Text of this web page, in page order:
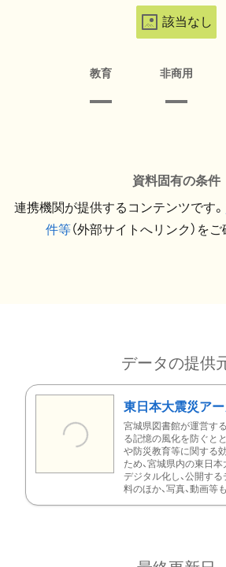
該当なし
教育 非商用
資料固有の条件
連携機関が提供するコンテンツです。
件等（外部サイトへリンク）を
データの提供
東日本大震災ア
宮城県図書館が運営す
る記憶の風化を防ぐと
や防災教育等に関する
ため、宮城県内の東日本
デジタル化し、公開す
料のほか、写真、動画等